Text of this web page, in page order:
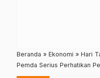
Beranda » Ekonomi » Hari
Pemda Serius Perhatikan